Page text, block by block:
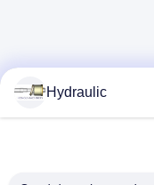
Hydraulic